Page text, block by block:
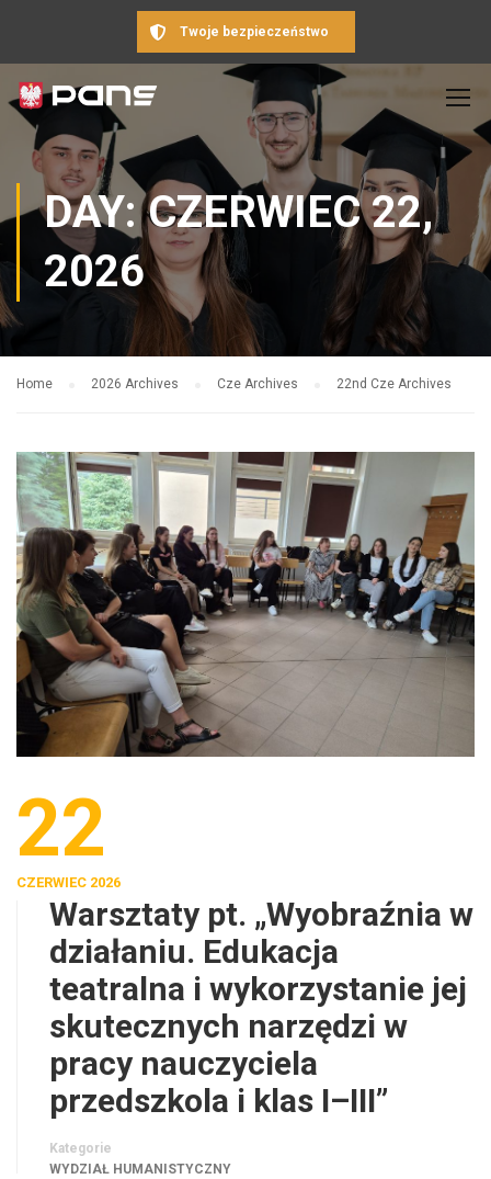
Twoje bezpieczeństwo
DAY: CZERWIEC 22,
2026
Home 2026 Archives Cze Archives 22nd Cze Archives
22
CZERWIEC 2026
Warsztaty pt. „Wyobraźnia w
działaniu. Edukacja
teatralna i wykorzystanie jej
skutecznych narzędzi w
pracy nauczyciela
przedszkola i klas I–III”
Kategorie
WYDZIAŁ HUMANISTYCZNY